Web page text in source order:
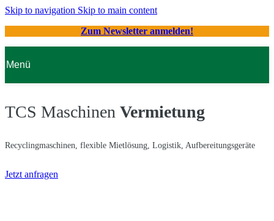
Skip to navigation Skip to main content
Zum Newsletter anmelden!
Menü
TCS Maschinen Vermietung
Recyclingmaschinen, flexible Mietlösung, Logistik, Aufbereitungsgeräte
Jetzt anfragen